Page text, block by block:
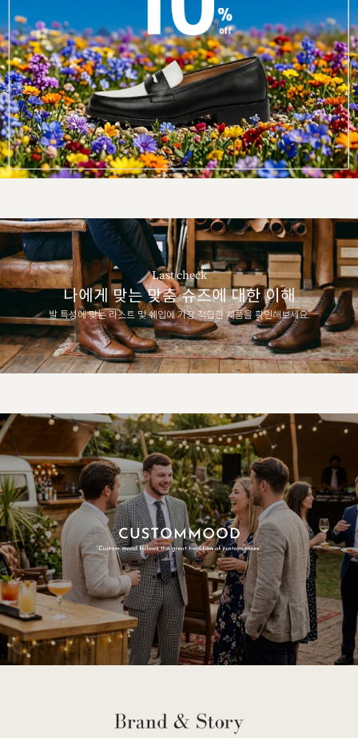
Last check
나에게 맞는 맞춤 슈즈에 대한 이해
발 특성에 맞는 라스트 및 쉐입에 가장 적합한 제품을 확인해보세요.